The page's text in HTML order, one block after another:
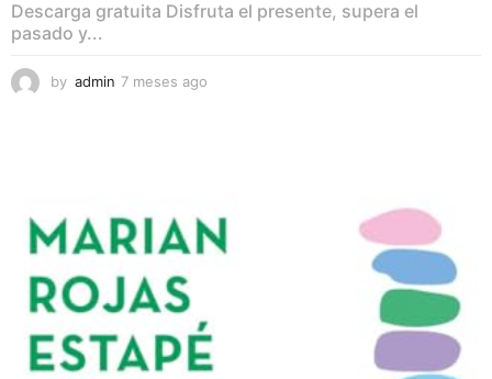
Descarga gratuita Disfruta el presente, supera el
pasado y...
by admin 7 meses ago
g
o